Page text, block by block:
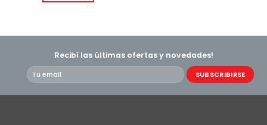
Recibí las últimas ofertas y novedades!